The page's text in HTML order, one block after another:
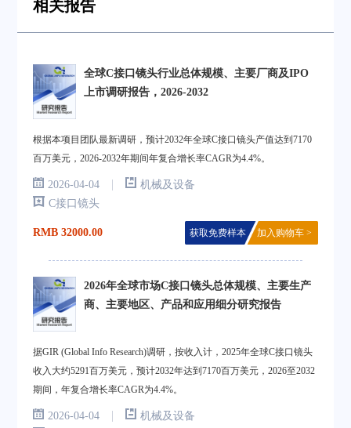
相关报告
全球C接口镜头行业总体规模、主要厂商及IPO
上市调研报告，2026-2032
根据本项目团队最新调研，预计2032年全球C接口镜头产值达到7170
百万美元，2026-2032年期间年复合增长率CAGR为4.4%。
2026-04-04 |
机械及设备
C接口镜头
RMB 32000.00 获取免费样本 加入购物车 >
2026年全球市场C接口镜头总体规模、主要生产
商、主要地区、产品和应用细分研究报告
据GIR (Global Info Research)调研，按收入计，2025年全球C接口镜头
收入大约5291百万美元，预计2032年达到7170百万美元，2026至2032
期间，年复合增长率CAGR为4.4%。
2026-04-04 |
机械及设备